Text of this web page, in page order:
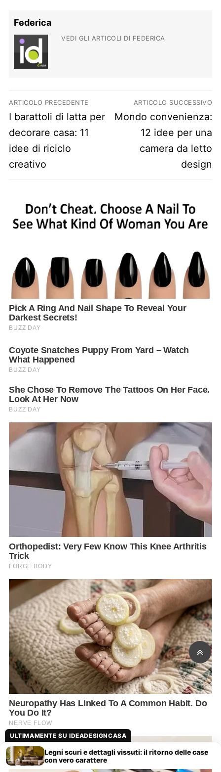
Federica
VEDI GLI ARTICOLI DI FEDERICA
Navigazione articoli
ARTICOLO PRECEDENTE
Previous post:
I barattoli di latta per
decorare casa: 11
idee di riciclo
creativo
ARTICOLO SUCCESSIVO
Next post:
Mondo convenienza:
12 idee per una
camera da letto
design
ULTIMAMENTE SU IDEADESIGNCASA
Legni scuri e dettagli vissuti: il ritorno delle case
con vero carattere